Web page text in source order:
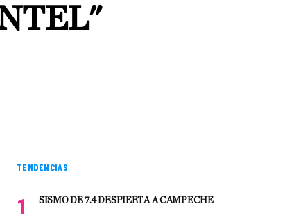
TENDENCIAS
SISMO DE 7.4 DESPIERTA A CAMPECHE